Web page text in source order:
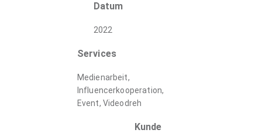
Datum
2022
Services
Medienarbeit,
Influencerkooperation,
Event, Videodreh
Kunde